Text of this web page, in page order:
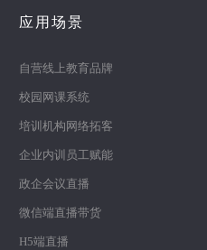
应用场景
自营线上教育品牌
校园网课系统
培训机构网络拓客
企业内训员工赋能
政企会议直播
微信端直播带货
H5端直播